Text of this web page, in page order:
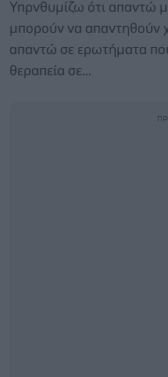
Υπρνθυμίζω ότι απαντώ
μπορούν να απαντηθούν
απαντώ σε ερωτήματα
θεραπεία σε...